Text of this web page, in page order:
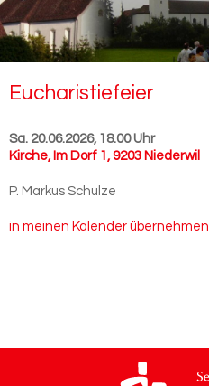
Eu­cha­ris­tie­fei­er
Sa. 20.06.2026, 18.00 Uhr
Kirche, Im Dorf 1, 9203 Niederwil
P. Markus Schulze
in meinen Kalender übernehmen